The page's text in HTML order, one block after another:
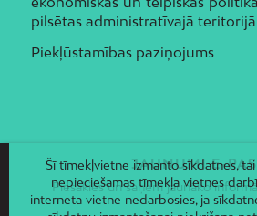
pilsētas administratīvajā
Piekļūstamības paziņojums
JAUNUMI E-
Piesakies un saņem jaunāko
Šī tīmekļvietne izmanto sīkdatnes, tai
nepieciešamas tīmekļa vietnes
interneta vietne nedarbosies, ja